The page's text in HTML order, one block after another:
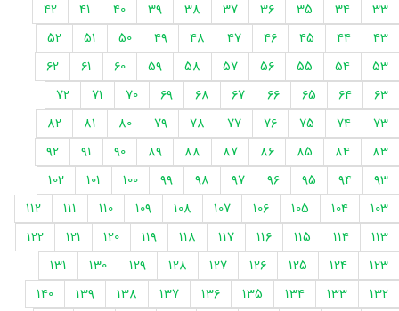
33
34
35
36
37
38
39
40
41
42
43
44
45
46
47
48
49
50
51
52
53
54
55
56
57
58
59
60
61
62
63
64
65
66
67
68
69
70
71
72
73
74
75
76
77
78
79
80
81
82
83
84
85
86
87
88
89
90
91
92
93
94
95
96
97
98
99
100
101
102
103
104
105
106
107
108
109
110
111
112
113
114
115
116
117
118
119
120
121
122
123
124
125
126
127
128
129
130
131
132
133
134
135
136
137
138
139
140